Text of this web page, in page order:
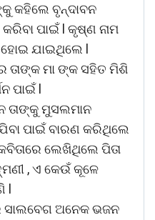
କହିଲେ ବୃନ୍ଦାବନ
ପାଇଁ l କୃଷ୍ଣ ନାମ
ହୋଇ ଯାଇଥିଲେ l
ତାଙ୍କ ମା ଙ୍କ ସହିତ ମିଶି
ପାଇଁ l
ତାଙ୍କୁ ମୁସଲମାନ
ପାଇଁ ବାରଣ କରିଥିଲେ
ଲେଖିଥିଲେ ପିତା
, ଏ କେଉଁ କୂଳେ
l
ସାଲବେଗ ଅନେକ ଭଜନ